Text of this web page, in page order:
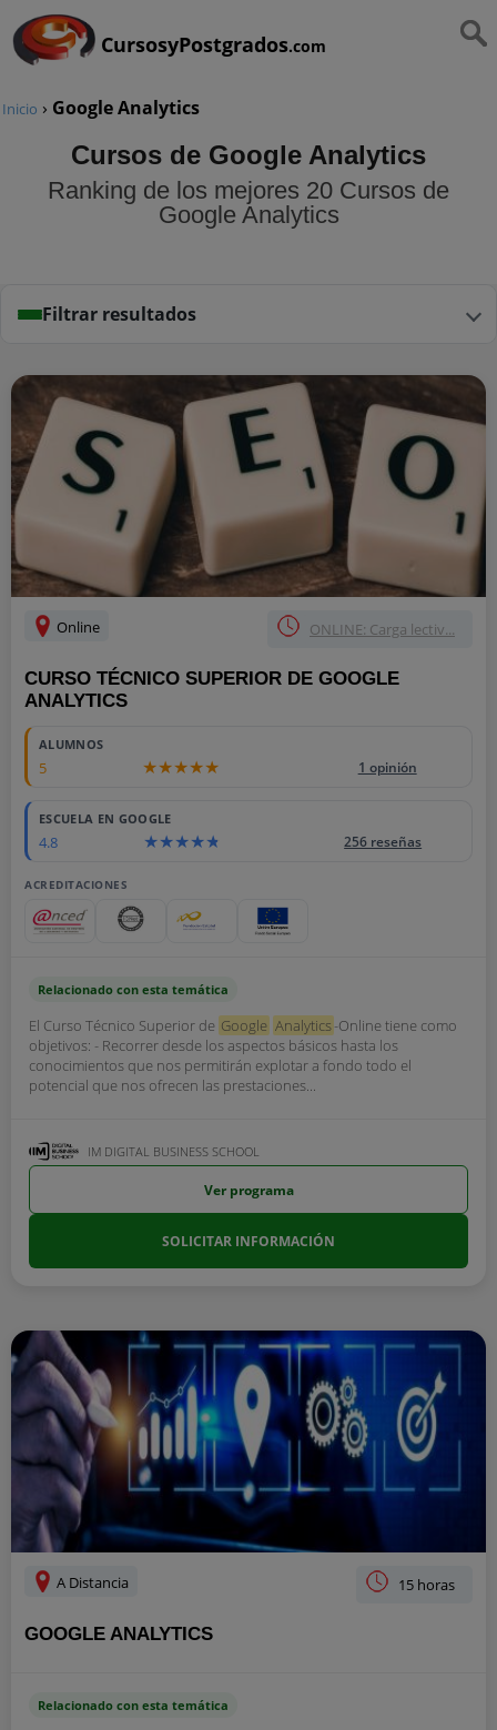
CursosyPostgrados.com
Inicio › Google Analytics
Cursos de Google Analytics
Ranking de los mejores 20 Cursos de
Google Analytics
Filtrar resultados
Online ONLINE: Carga lectiv...
CURSO TÉCNICO SUPERIOR DE GOOGLE
ANALYTICS
ALUMNOS
5 1 opinión
ESCUELA EN GOOGLE
4.8 256 reseñas
ACREDITACIONES
Relacionado con esta temática
El Curso Técnico Superior de Google Analytics-Online tiene como
objetivos: - Recorrer desde los aspectos básicos hasta los
conocimientos que nos permitirán explotar a fondo todo el
potencial que nos ofrecen las prestaciones...
IM DIGITAL BUSINESS SCHOOL
Ver programa
SOLICITAR INFORMACIÓN
A Distancia 15 horas
GOOGLE ANALYTICS
Relacionado con esta temática